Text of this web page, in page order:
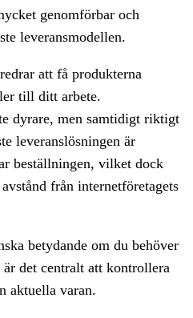
genomförbar och
leveransmodellen.
att få produkterna
till ditt arbete.
dyrare, men samtidigt riktigt
leveranslösningen är
beställningen, vilket dock
från internetföretagets
betydande om du behöver
det centralt att kontrollera
aktuella varan.